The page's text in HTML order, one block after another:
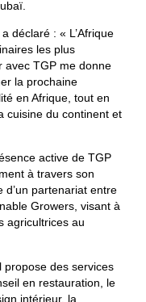
déclaré : « L’Afrique
les plus
avec TGP me donne
la prochaine
en Afrique, tout en
cuisine du continent et
active de TGP
à travers son
d’un partenariat entre
Growers, visant à
agricultrices au
propose des services
en restauration, le
intérieur, la